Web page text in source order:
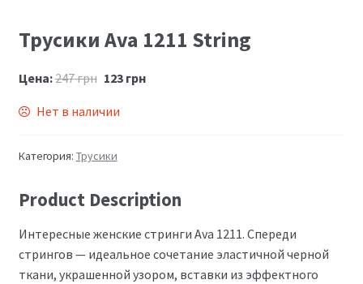
Трусики Ava 1211 String
Цена:247грн 123грн
Нет в наличии
Категория: Трусики
Product Description
Интересные женские стринги Ava 1211. Спереди
стрингов — идеальное сочетание эластичной черной
ткани, украшенной узором, вставки из эффектного